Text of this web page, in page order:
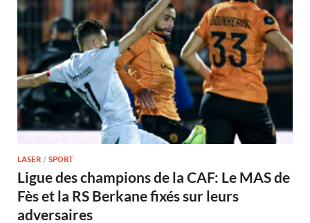
LASER / SPORT
Ligue des champions de la CAF: Le MAS de
Fès et la RS Berkane fixés sur leurs
adversaires